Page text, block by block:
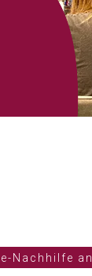
Nachhilfe an.